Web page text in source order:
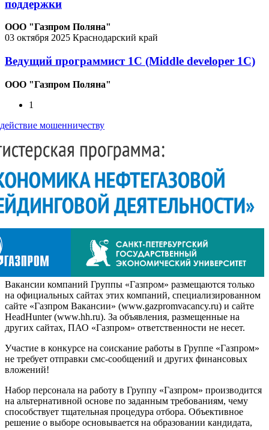
поддержки
ООО "Газпром Поляна"
03 октября 2025 Краснодарский край
Ведущий программист 1С (Middle developer 1C)
ООО "Газпром Поляна"
1
мошенничеству
Вакансии компаний Группы «Газпром» размещаются только
на официальных сайтах этих компаний, специализированном
сайте «Газпром Вакансии» (www.gazpromvacancy.ru) и сайте
HeadHunter (www.hh.ru). За объявления, размещенные на
других сайтах, ПАО «Газпром» ответственности не несет.
Участие в конкурсе на соискание работы в Группе «Газпром»
не требует отправки смс-сообщений и других финансовых
вложений!
Набор персонала на работу в Группу «Газпром» производится
на альтернативной основе по заданным требованиям, чему
способствует тщательная процедура отбора. Объективное
решение о выборе основывается на образовании кандидата,